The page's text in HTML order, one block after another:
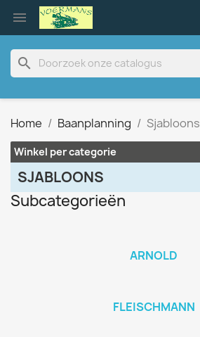

search
Home Baanplanning Sjabloons
Winkel per categorie
SJABLOONS
Subcategorieën
ARNOLD
FLEISCHMANN